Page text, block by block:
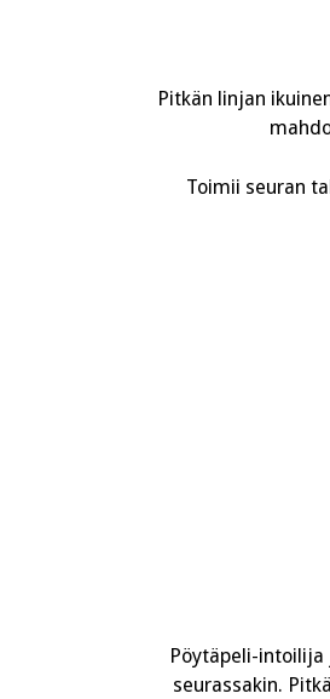
Pitkän linjan
Toimii seuran
Pöytäpeli-
seurassakin.